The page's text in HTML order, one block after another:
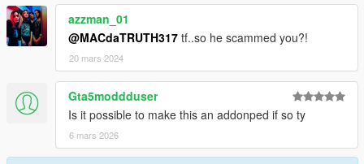
azzman_01
@MACdaTRUTH317 tf..so he scammed you?!
20 mars 2024
Gta5moddduser
Is it possible to make this an addonped if so ty
6 mars 2026